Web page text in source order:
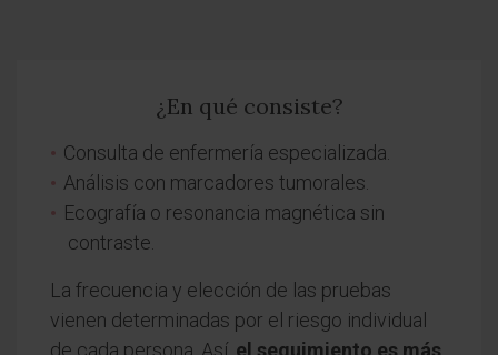
¿En qué consiste?
Consulta de enfermería especializada.
Análisis con marcadores tumorales.
Ecografía o resonancia magnética sin
contraste.
La frecuencia y elección de las pruebas
vienen determinadas por el riesgo individual
de cada persona. Así, el seguimiento es más